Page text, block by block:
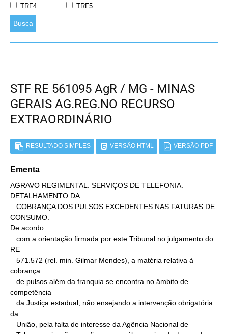
TRF4
TRF5
Busca
STF RE 561095 AgR / MG - MINAS
GERAIS AG.REG.NO RECURSO
EXTRAORDINÁRIO
RESULTADO SIMPLES VERSÃO HTML VERSÃO PDF
Ementa
AGRAVO REGIMENTAL. SERVIÇOS DE TELEFONIA.
DETALHAMENTO DA
CONSUMO.
De acordo
RE
cobrança
competência
da